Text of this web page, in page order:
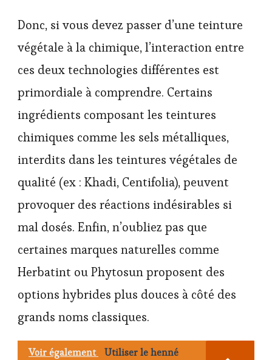
Donc, si vous devez passer d’une teinture
végétale à la chimique, l’interaction entre
ces deux technologies différentes est
primordiale à comprendre. Certains
ingrédients composant les teintures
chimiques comme les sels métalliques,
interdits dans les teintures végétales de
qualité (ex : Khadi, Centifolia), peuvent
provoquer des réactions indésirables si
mal dosés. Enfin, n’oubliez pas que
certaines marques naturelles comme
Herbatint ou Phytosun proposent des
options hybrides plus douces à côté des
grands noms classiques.
Voir également
Utiliser le henné